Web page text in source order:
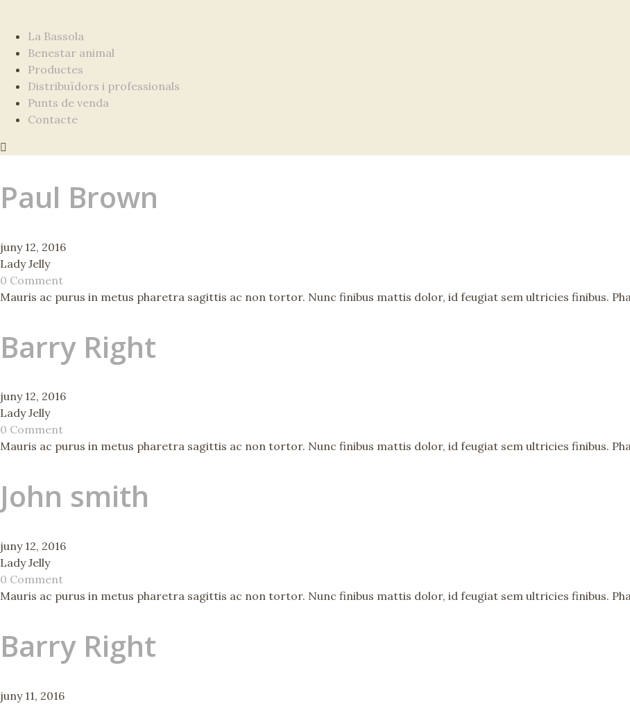
La Bassola
Benestar animal
Productes
Distribuïdors i professionals
Punts de venda
Contacte
Paul Brown
juny 12, 2016
Lady Jelly
0 Comment
Mauris ac purus in metus pharetra sagittis ac non tortor. Nunc finibus mattis dolor, id feugiat sem ultricies finibus.
Barry Right
juny 12, 2016
Lady Jelly
0 Comment
Mauris ac purus in metus pharetra sagittis ac non tortor. Nunc finibus mattis dolor, id feugiat sem ultricies finibus.
John smith
juny 12, 2016
Lady Jelly
0 Comment
Mauris ac purus in metus pharetra sagittis ac non tortor. Nunc finibus mattis dolor, id feugiat sem ultricies finibus.
Barry Right
juny 11, 2016